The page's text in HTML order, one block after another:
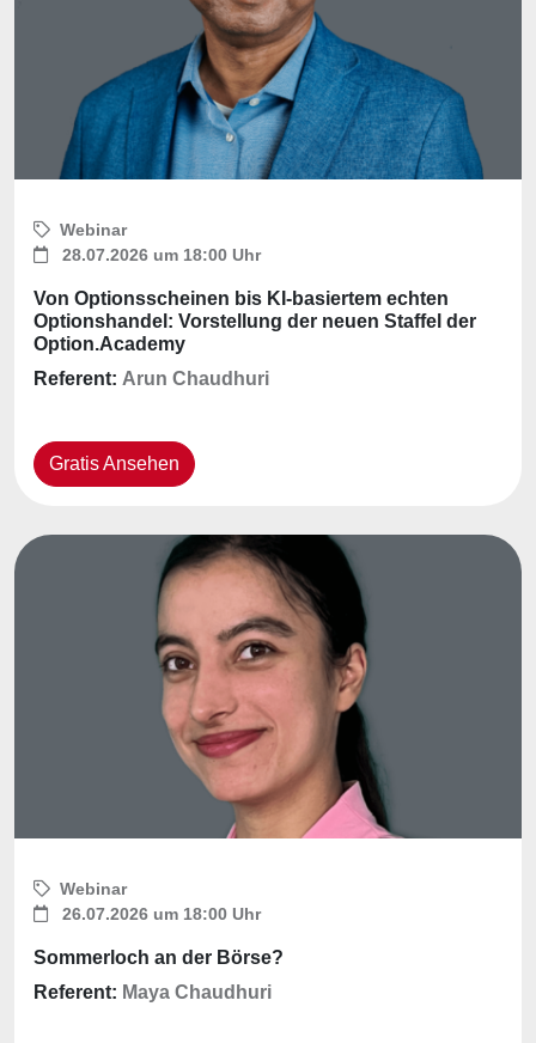
Webinar
28.07.2026 um 18:00 Uhr
Von Optionsscheinen bis KI-basiertem echten
Optionshandel: Vorstellung der neuen Staffel der
Option.Academy
Referent: Arun Chaudhuri
Gratis Ansehen
Webinar
26.07.2026 um 18:00 Uhr
Sommerloch an der Börse?
Referent: Maya Chaudhuri